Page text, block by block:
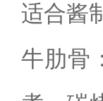
适合酱
牛肋骨